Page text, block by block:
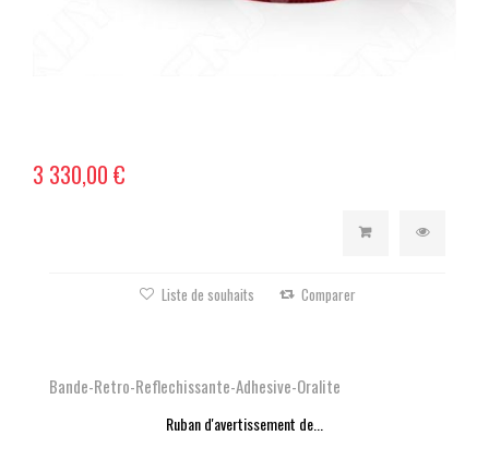
3 330,00 €
Liste de souhaits Comparer
Bande-Retro-Reflechissante-Adhesive-Oralite
Ruban d'avertissement de...